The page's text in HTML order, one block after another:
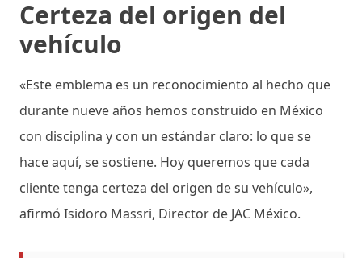
Certeza del origen del
vehículo
«Este emblema es un reconocimiento al hecho que
durante nueve años hemos construido en México
con disciplina y con un estándar claro: lo que se
hace aquí, se sostiene. Hoy queremos que cada
cliente tenga certeza del origen de su vehículo»,
afirmó Isidoro Massri, Director de JAC México.